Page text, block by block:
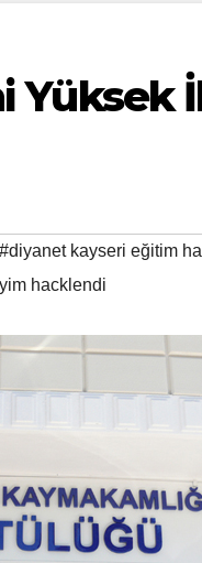
Yüksek
#diyanet kayseri eğitim
hacklendi